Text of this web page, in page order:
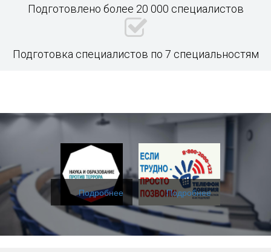
Подготовлено более 20 000 специалистов
Подготовка специалистов по 7 специальностям
Подробнее Подробнее